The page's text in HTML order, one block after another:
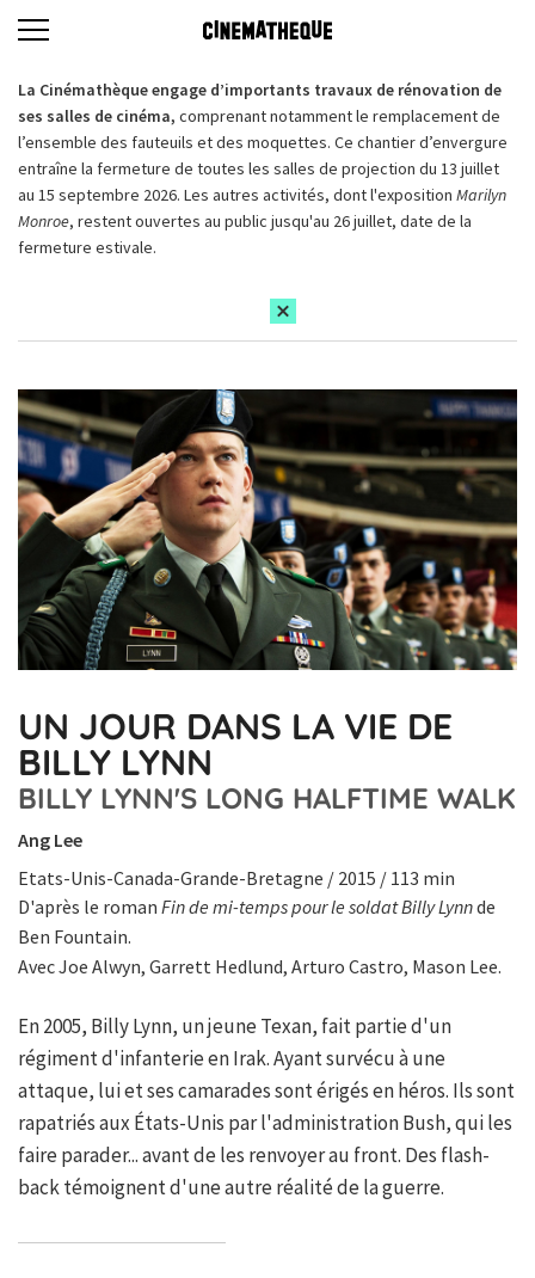
La Cinémathèque engage d’importants travaux de rénovation de
ses salles de cinéma, comprenant notamment le remplacement de
l’ensemble des fauteuils et des moquettes. Ce chantier d’envergure
entraîne la fermeture de toutes les salles de projection du 13 juillet
au 15 septembre 2026. Les autres activités, dont l'exposition Marilyn
Monroe, restent ouvertes au public jusqu'au 26 juillet, date de la
fermeture estivale.
UN JOUR DANS LA VIE DE
BILLY LYNN
BILLY LYNN'S LONG HALFTIME WALK
Ang Lee
Etats-Unis-Canada-Grande-Bretagne / 2015 / 113 min
D'après le roman Fin de mi-temps pour le soldat Billy Lynnde
Ben Fountain.
Avec Joe Alwyn, Garrett Hedlund, Arturo Castro, Mason Lee.
En 2005, Billy Lynn, un jeune Texan, fait partie d'un
régiment d'infanterie en Irak. Ayant survécu à une
attaque, lui et ses camarades sont érigés en héros. Ils sont
rapatriés aux États-Unis par l'administration Bush, qui les
faire parader... avant de les renvoyer au front. Des flash-
back témoignent d'une autre réalité de la guerre.